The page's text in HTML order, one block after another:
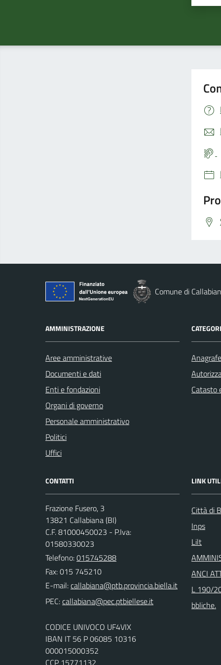
Comune di
AMMINISTRAZIONE
Aree amministrative
Documenti e dati
Enti e fondazioni
Organi di governo
Personale amministrativo
Politici
Uffici
Catasto
CONTATTI
Frazione Fusero, 3
13821 Callabiana (BI)
C.F. 81000450023 - P.Iva:
01580330023
Telefono:015745288
Fax: 015 745210
E-mail:
PEC:
CODICE UNIVOCO UF4VIX
IBAN IT 56 P 06085 10316
000015000352
CCP 15771132
LINK
Città di
Inps
Lilt
ANCI
L 190/
bbliche.